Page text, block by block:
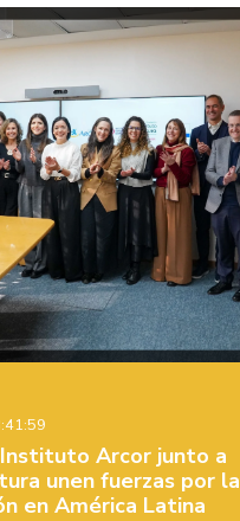
Instituto Arcor junto a
unen fuerzas por la
en América Latina